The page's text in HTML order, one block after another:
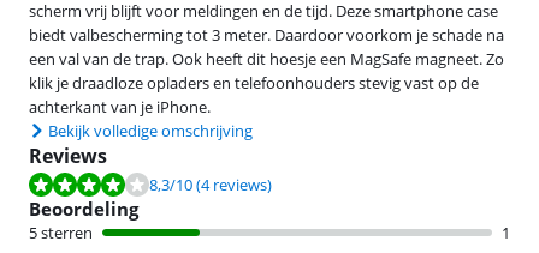
scherm vrij blijft voor meldingen en de tijd. Deze smartphone case
biedt valbescherming tot 3 meter. Daardoor voorkom je schade na
een val van de trap. Ook heeft dit hoesje een MagSafe magneet. Zo
klik je draadloze opladers en telefoonhouders stevig vast op de
achterkant van je iPhone.
Bekijk volledige omschrijving
Reviews
Beoordeling is 8,3 van de 10, gebaseerd op 4 reviews.
8,3/10(4 reviews)
Beoordeling
5 sterren
1